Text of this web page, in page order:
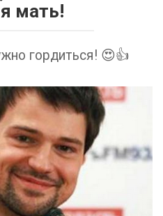
мать!
гордиться! 😍👍